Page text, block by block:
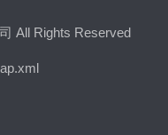
All Rights Reserved